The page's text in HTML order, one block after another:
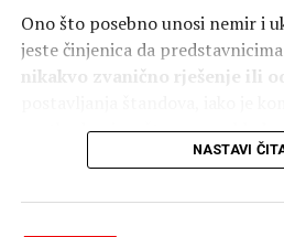
Ono što posebno unosi nemir i
jeste činjenica da
nikakvo zvanično rješenje ili
prethodno ispoštovana u skladu
Pravno nasilje i strah
NASTAVI